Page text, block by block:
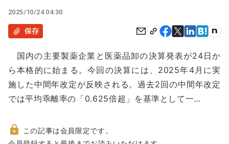
ツ
に
動
2025/10/24 04:30
保存
国内の主要製薬企業と医薬品卸の決算発表が24日か
ら本格的に始まる。今回の決算には、2025年4月に実
施した中間年改定が反映される。過去2回の中間年改定
では平均乖離率の「0.625倍超」を基準として一…
この記事は会員限定です。